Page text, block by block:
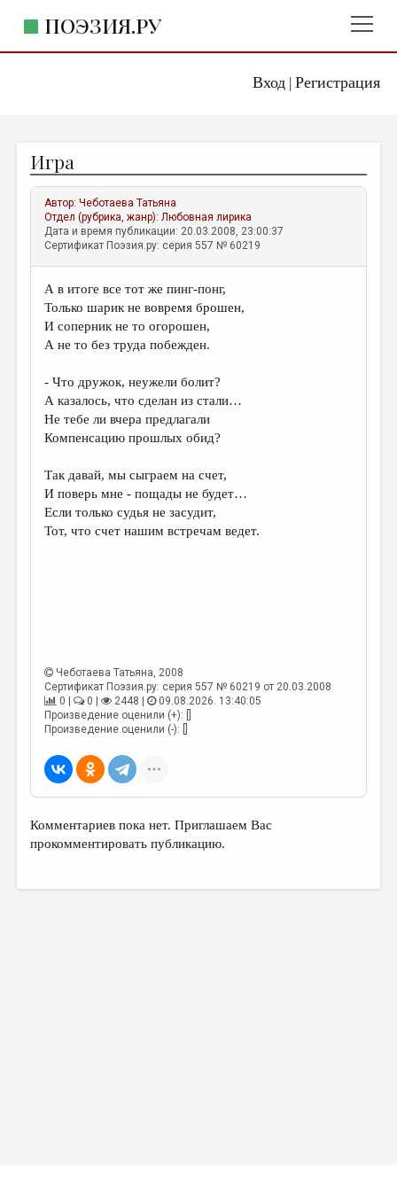
Вход| Регистрация
ПОЭЗИЯ.РУ
ЖАНРЫ
АВТОРЫ
КОММЕНТАРИИ
ЛИТСАЛОН
НОВОСТИ
ПРАВИЛА САЙТА
ИЗБРАННОЕ
ДАЙДЖЕСТ
ПЕРЕВОДЫ
КОНКУРСЫ
ОБЪЯВЛЕНИЯ
КОЛОНКА РЕДАКТОРА
РЕДКОЛЛЕГИЯ
ОТ РЕДАКЦИИ
МАЛАЯ ПРОЗА
ЭССЕИСТИКА
КУЛЬТУРОВЕДЕНИЕ
Игра
Автор:Чеботаева Татьяна
Отдел (рубрика, жанр):Любовная лирика
Дата и время публикации: 20.03.2008, 23:00:37
Сертификат Поэзия.ру: серия 557 № 60219
А в итоге все тот же пинг-понг,
Только шарик не вовремя брошен,
И соперник не то огорошен,
А не то без труда побежден.
- Что дружок, неужели болит?
А казалось, что сделан из стали…
Не тебе ли вчера предлагали
Компенсацию прошлых обид?
Так давай, мы сыграем на счет,
И поверь мне - пощады не будет…
Если только судья не засудит,
Тот, что счет нашим встречам ведет.
Чеботаева Татьяна, 2008
Сертификат Поэзия.ру: серия 557 № 60219 от 20.03.2008
0 |
0 | 2448 |
09.08.2026. 13:40:05
Произведение оценили (+): []
Произведение оценили (-): []
Комментариев пока нет. Приглашаем Вас
прокомментировать публикацию.